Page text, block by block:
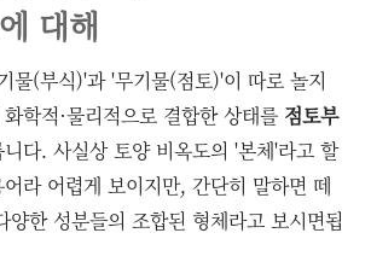
대해
물(부식)'과 '무기물(점토)'이 따로 놀지
학적·물리적으로 결합한 상태를 점토부
다. 사실상 토양 비옥도의 '본체'라고 할
라 어렵게 보이지만, 간단히 말하면 떼
양한 성분들의 조합된 형체라고 보시면됩